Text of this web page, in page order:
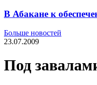
В Абакане к
Больше новостей
23.07.2009
Под